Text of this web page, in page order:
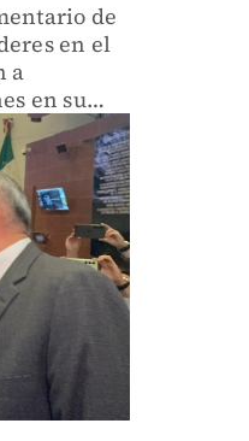
de
en el
a
en su